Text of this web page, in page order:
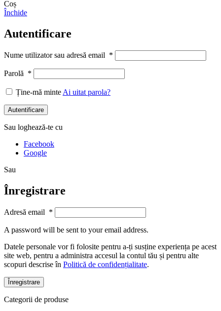
Coș
Închide
Autentificare
Nume utilizator sau adresă email *
Parolă *
Ține-mă minte Ai uitat parola?
Autentificare
Sau loghează-te cu
Facebook
Google
Sau
Înregistrare
Adresă email *
A password will be sent to your email address.
Datele personale vor fi folosite pentru a-ți susține experiența pe acest
site web, pentru a administra accesul la contul tău și pentru alte
scopuri descrise în Politică de confidențialitate.
Înregistrare
Categorii de produse